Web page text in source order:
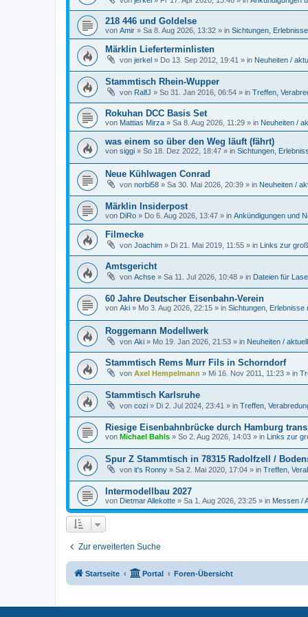
218 446 und Goldelse
von Amir » Sa 8. Aug 2026, 13:32 » in Sichtungen,
Märklin Lieferterminlisten
von jerkel » Do 13. Sep 2012, 19:41 » in Neuheiten /
Stammtisch Rhein-Wupper
von RalfJ » So 31. Jan 2016, 06:54 » in Treffen,
Rokuhan DCC Basis Set
von Mattias Mirza » Sa 8. Aug 2026, 11:29 » in Neuheiten /
was einem so über den Weg läuft (fährt)
von siggi » So 18. Dez 2022, 18:47 » in Sichtungen,
Neue Kühlwagen Conrad
von norbi58 » Sa 30. Mai 2026, 20:39 » in Neuheiten /
Märklin Insiderpost
von DiRo » Do 6. Aug 2026, 13:47 » in Ankündigungen und
Filmecke
von Joachim » Di 21. Mai 2019, 11:55 » in Links zur
Amtsgericht
von Achse » Sa 11. Jul 2026, 10:48 » in Dateien für
60 Jahre Deutscher Eisenbahn-Verein
von Aki » Mo 3. Aug 2026, 22:15 » in Sichtungen, Erlebnisse
Roggemann Modellwerk
von Aki » Mo 19. Jan 2026, 21:53 » in Neuheiten /
Stammtisch Rems Murr Fils in Schorndorf
von Axel Hempelmann » Mi 16. Nov 2011, 11:23 » in
Stammtisch Karlsruhe
von cozi » Di 2. Jul 2024, 23:41 » in Treffen,
Riesige Eisenbahnbrücke durch Hamburg
von Michael Bahls » So 2. Aug 2026, 14:03 » in Links zur
Spur Z Stammtisch in 78315 Radolfzell /
von it's Ronny » Sa 2. Mai 2020, 17:04 » in Treffen,
Intermodellbau 2027
von Dietmar Allekotte » Sa 1. Aug 2026, 23:25 » in Messen /
Zur erweiterten Suche
Startseite Portal Foren-Übersicht